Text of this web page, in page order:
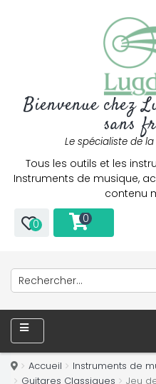
Bienvenue chez
sans
Le spécialiste de
Tous les outils et les
Instruments de musique,
contenu
0 0
Accueil Instruments de
Guitares Classiques
Jeu